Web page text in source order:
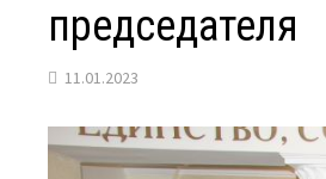
председателя
11.01.2023